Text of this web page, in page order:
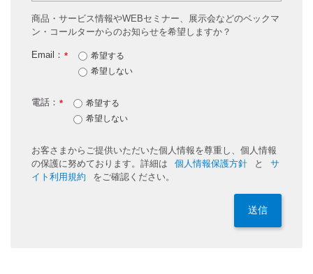
商品・サービス情報やWEBセミナー、展示会などのベックマ
ン・コールターからのお知らせを希望しますか？
*
Email：
希望する
希望しない
*
電話：
希望する
希望しない
お客さまからご提供いただいた個人情報を尊重し、個人情報
の保護に努めております。詳細は
個人情報保護方針 と
サ
イト利用規約
をご確認ください。
送信